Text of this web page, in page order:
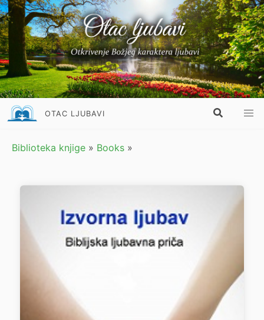
OTAC LJUBAVI
Biblioteka knjige » Books »